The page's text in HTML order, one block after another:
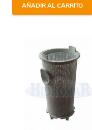
AÑADIR AL CARRITO